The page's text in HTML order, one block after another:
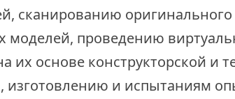
сканированию
моделей, проведению
их основе конструкторской и
изготовлению и испытаниям